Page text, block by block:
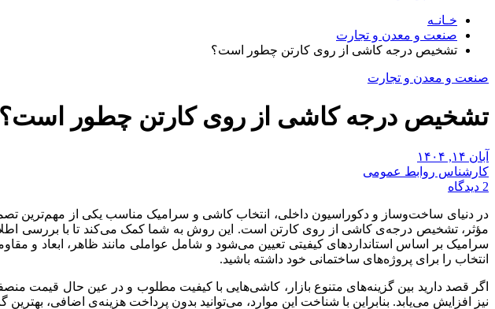
خـانـه
صنعت و معدن و تجارت
تشخیص درجه‌ کاشی از روی کارتن چطور است؟
صنعت و معدن و تجارت
تشخیص درجه‌ کاشی از روی کارتن چطور است؟
آبان ۱۴, ۱۴۰۴
کارشناس روابط عمومی
2 دیدگاه
در دنیای ساخت‌وساز و دکوراسیون داخلی، انتخاب کاشی و سرامیک مناسب یکی از مهم‌ترین
مؤثر، تشخیص درجه‌ی کاشی از روی کارتن است. این روش به شما کمک می‌کند تا با بررسی
سرامیک بر اساس استانداردهای کیفیتی تعیین می‌شود و شامل عواملی مانند ظاهر، ابعاد و
انتخاب را برای پروژه‌های ساختمانی خود داشته باشید.
اگر قصد دارید بین گزینه‌های متنوع بازار، کاشی‌هایی با کیفیت مطلوب و در عین حال قیمت
نیز افزایش می‌یابد. بنابراین با شناخت این موارد، می‌توانید بدون پرداخت هزینه‌ی اضافی، بهترین